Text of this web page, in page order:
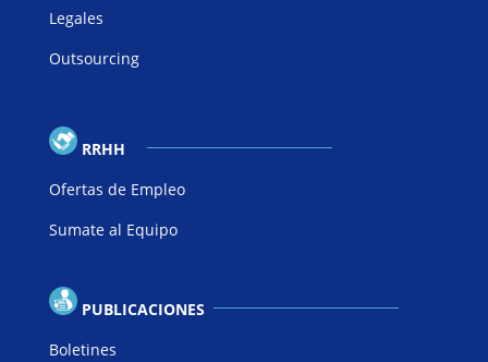
Legales
Outsourcing
RRHH
Ofertas de Empleo
Sumate al Equipo
PUBLICACIONES
Boletines